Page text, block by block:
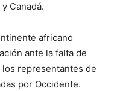
Canadá.
africano
ante la falta de
representantes de
por Occidente.